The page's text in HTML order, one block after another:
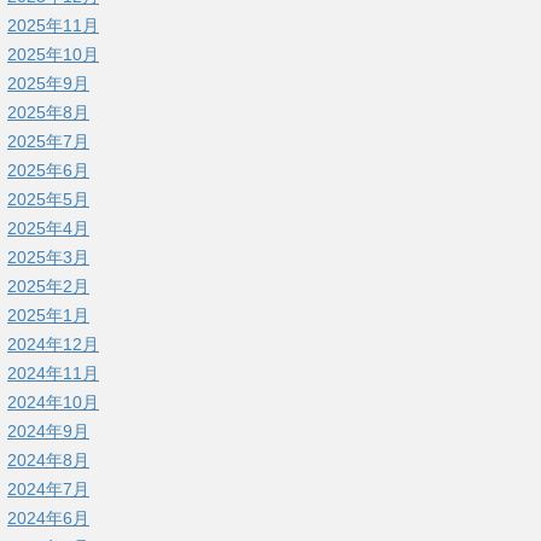
2025年11月
2025年10月
2025年9月
2025年8月
2025年7月
2025年6月
2025年5月
2025年4月
2025年3月
2025年2月
2025年1月
2024年12月
2024年11月
2024年10月
2024年9月
2024年8月
2024年7月
2024年6月